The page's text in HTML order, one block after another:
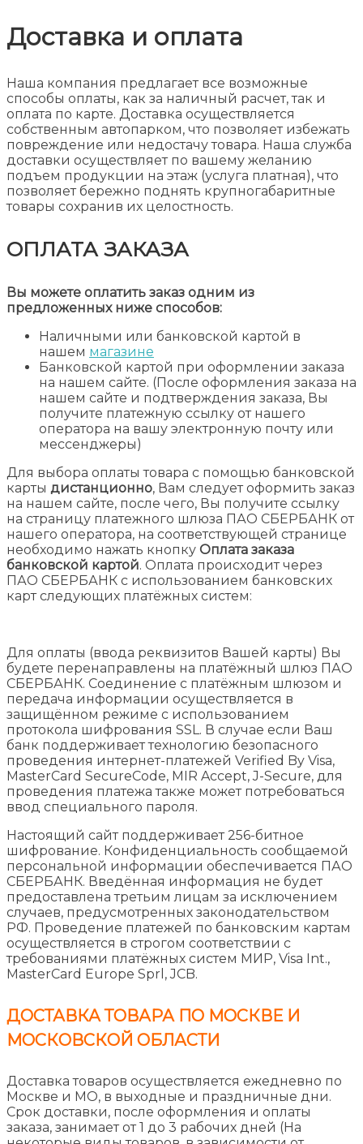
Доставка и оплата
Наша компания предлагает все возможные
способы оплаты, как за наличный расчет, так и
оплата по карте. Доставка осуществляется
собственным автопарком, что позволяет избежать
повреждение или недостачу товара. Наша служба
доставки осуществляет по вашему желанию
подъем продукции на этаж (услуга платная), что
позволяет бережно поднять крупногабаритные
товары сохранив их целостность.
ОПЛАТА ЗАКАЗА
Вы можете оплатить заказ одним из
предложенных ниже способов:
Наличными или банковской картой в
нашем магазине
Банковской картой при оформлении заказа
на нашем сайте. (После оформления заказа на
нашем сайте и подтверждения заказа, Вы
получите платежную ссылку от нашего
оператора на вашу электронную почту или
мессенджеры)
Для выбора оплаты товара с помощью банковской
карты дистанционно, Вам следует оформить заказ
на нашем сайте, после чего, Вы получите ссылку
на страницу платежного шлюза ПАО СБЕРБАНК от
нашего оператора, на соответствующей странице
необходимо нажать кнопку Оплата заказа
банковской картой. Оплата происходит через
ПАО СБЕРБАНК с использованием банковских
карт следующих платёжных систем:
Для оплаты (ввода реквизитов Вашей карты) Вы
будете перенаправлены на платёжный шлюз ПАО
СБЕРБАНК. Соединение с платёжным шлюзом и
передача информации осуществляется в
защищённом режиме с использованием
протокола шифрования SSL. В случае если Ваш
банк поддерживает технологию безопасного
проведения интернет-платежей Verified By Visa,
MasterCard SecureCode, MIR Accept, J-Secure, для
проведения платежа также может потребоваться
ввод специального пароля.
Настоящий сайт поддерживает 256-битное
шифрование. Конфиденциальность сообщаемой
персональной информации обеспечивается ПАО
СБЕРБАНК. Введённая информация не будет
предоставлена третьим лицам за исключением
случаев, предусмотренных законодательством
РФ. Проведение платежей по банковским картам
осуществляется в строгом соответствии с
требованиями платёжных систем МИР, Visa Int.,
MasterCard Europe Sprl, JCB.
ДОСТАВКА ТОВАРА ПО МОСКВЕ И
МОСКОВСКОЙ ОБЛАСТИ
Доставка товаров осуществляется ежедневно по
Москве и МО, в выходные и праздничные дни.
Срок доставки, после оформления и оплаты
заказа, занимает от 1 до 3 рабочих дней (На